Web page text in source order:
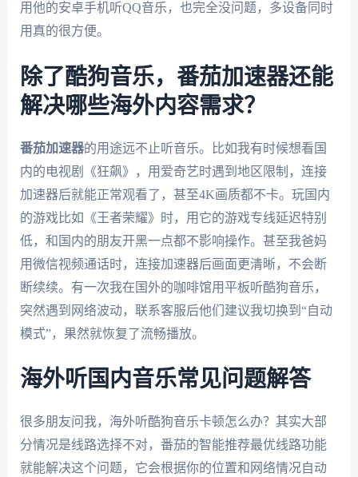
用他的安卓手机听QQ音乐，也完全没问题，多设备同时
用真的很方便。
除了酷狗音乐，番茄加速器还能
解决哪些海外内容需求？
番茄加速器的用途远不止听音乐。比如我有时候想看国
内的电视剧《狂飙》，用爱奇艺时遇到地区限制，连接
加速器后就能正常观看了，甚至4K画质都不卡。玩国内
的游戏比如《王者荣耀》时，用它的游戏专线延迟特别
低，和国内的朋友开黑一点都不影响操作。甚至我爸妈
用微信视频通话时，连接加速器后画面更清晰，不会断
断续续。有一次我在国外的咖啡馆用平板听酷狗音乐，
突然遇到网络波动，联系客服后他们建议我切换到“自动
模式”，果然就恢复了流畅播放。
海外听国内音乐常见问题解答
很多朋友问我，海外听酷狗音乐卡顿怎么办？其实大部
分情况是线路选择不对，番茄的智能推荐最优线路功能
就能解决这个问题，它会根据你的位置和网络情况自动